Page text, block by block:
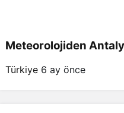
Meteorolojiden
Türkiye 6 ay önce